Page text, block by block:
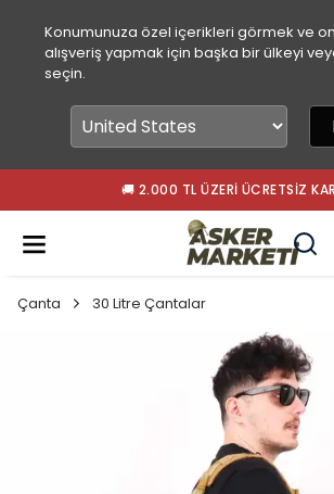
Konumunuza özel içerikleri görmek ve
alışveriş yapmak için başka bir ülkeyi
seçin.
🚚 2.000 TL ÜZERI ÜCRETSIZ
Çanta 30 Litre Çantalar